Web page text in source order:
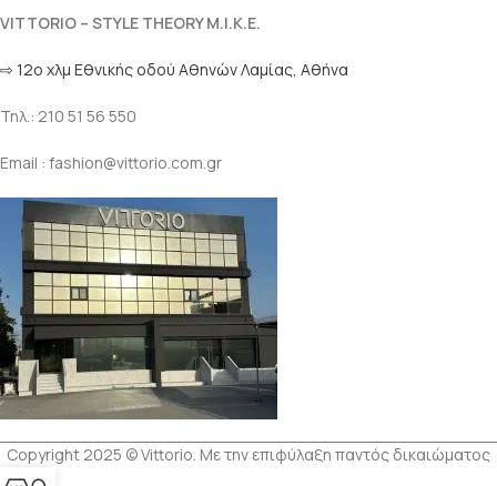
VITTORIO – STYLE THEORY M.I.K.E.
⇨ 12ο χλμ Eθνικής οδού Αθηνών Λαμίας, Αθήνα
Τηλ.: 210 51 56 550
Email : fashion@vittorio.com.gr
Copyright 2025 © Vittorio. Με την επιφύλαξη παντός δικαιώματος